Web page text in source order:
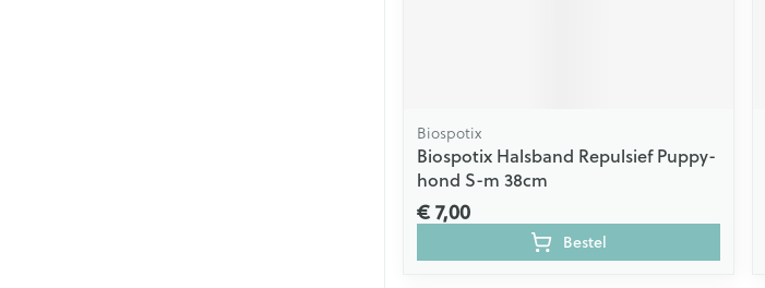
Biospotix
Biospotix Halsband Repulsief Puppy-
hond S-m 38cm
€ 7,00
Bestel